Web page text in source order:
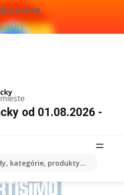
po ruke
kategórie, produkty...
od 01.08.2026 -